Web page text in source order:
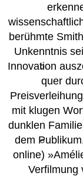
berühmte
Unkenntnis
Innovation
quer
mit klugen
dunklen
dem
online)
Verfilmung